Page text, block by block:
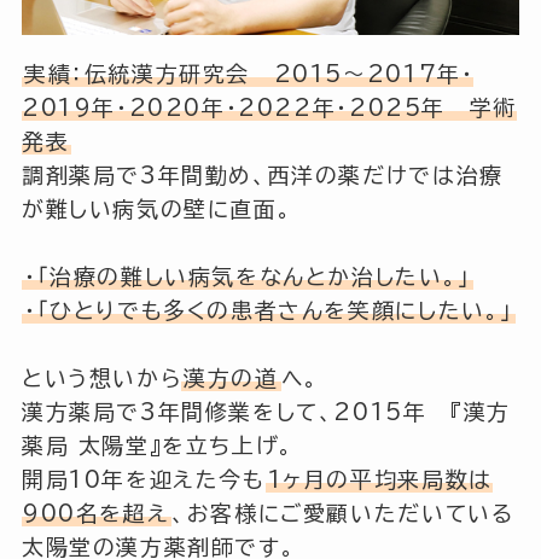
実績：伝統漢方研究会 2015～2017年・
2019年・2020年・2022年・2025年 学術
発表
調剤薬局で3年間勤め、西洋の薬だけでは治療
が難しい病気の壁に直面。
・「治療の難しい病気をなんとか治したい。」
・「ひとりでも多くの患者さんを笑顔にしたい。」
という想いから漢方の道へ。
漢方薬局で3年間修業をして、2015年 『漢方
薬局 太陽堂』を立ち上げ。
開局10年を迎えた今も 1ヶ月の平均来局数は
900名を超え、お客様にご愛顧いただいている
太陽堂の漢方薬剤師です。